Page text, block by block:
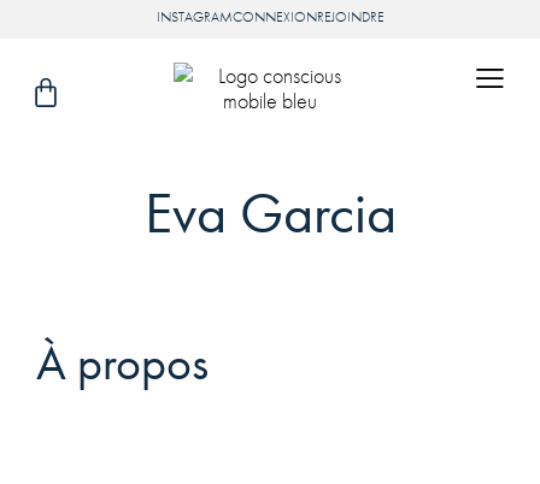
INSTAGRAMCONNEXIONREJOINDRE
Eva Garcia
À propos